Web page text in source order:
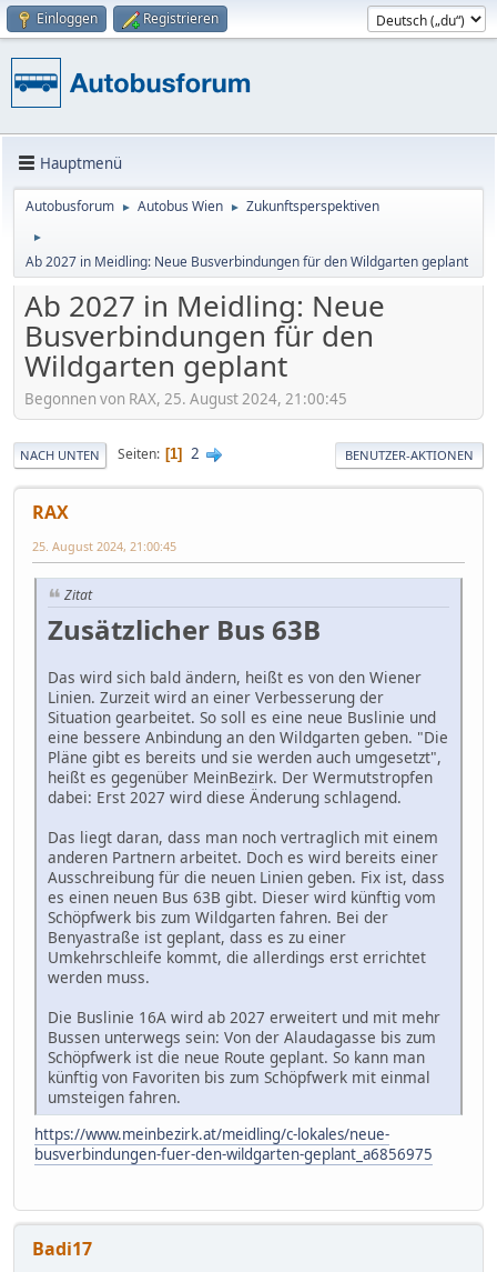
Einloggen Registrieren
Hauptmenü
Autobusforum ► Autobus Wien ► Zukunftsperspektiven
►
Ab 2027 in Meidling: Neue Busverbindungen für den Wildgarten geplant
Ab 2027 in Meidling: Neue
Busverbindungen für den
Wildgarten geplant
Begonnen von RAX, 25. August 2024, 21:00:45
NACH UNTEN Seiten 1 2 BENUTZER-AKTIONEN
RAX
25. August 2024, 21:00:45
Zitat
Zusätzlicher Bus 63B
Das wird sich bald ändern, heißt es von den Wiener
Linien. Zurzeit wird an einer Verbesserung der
Situation gearbeitet. So soll es eine neue Buslinie und
eine bessere Anbindung an den Wildgarten geben. "Die
Pläne gibt es bereits und sie werden auch umgesetzt",
heißt es gegenüber MeinBezirk. Der Wermutstropfen
dabei: Erst 2027 wird diese Änderung schlagend.
Das liegt daran, dass man noch vertraglich mit einem
anderen Partnern arbeitet. Doch es wird bereits einer
Ausschreibung für die neuen Linien geben. Fix ist, dass
es einen neuen Bus 63B gibt. Dieser wird künftig vom
Schöpfwerk bis zum Wildgarten fahren. Bei der
Benyastraße ist geplant, dass es zu einer
Umkehrschleife kommt, die allerdings erst errichtet
werden muss.
Die Buslinie 16A wird ab 2027 erweitert und mit mehr
Bussen unterwegs sein: Von der Alaudagasse bis zum
Schöpfwerk ist die neue Route geplant. So kann man
künftig von Favoriten bis zum Schöpfwerk mit einmal
umsteigen fahren.
https://www.meinbezirk.at/meidling/c-lokales/neue-
busverbindungen-fuer-den-wildgarten-geplant_a6856975
Badi17